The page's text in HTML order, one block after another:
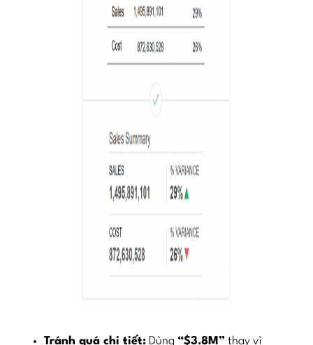
Tránh quá chi tiết: Dùng “$3.8M” thay vì